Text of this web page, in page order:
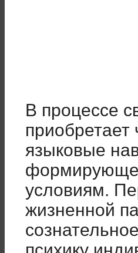
В процессе
приобретает
языковые
условиям.
жизненной